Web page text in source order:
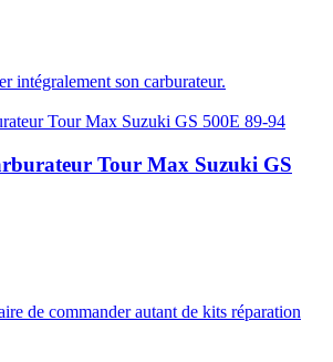
intégralement son carburateur.
Tour Max Suzuki GS
de commander autant de kits réparation